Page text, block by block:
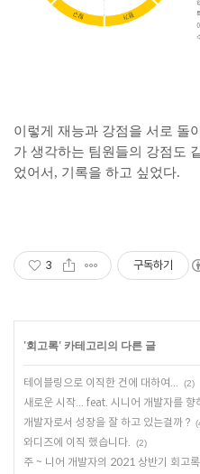
이렇게 재능과 강점을 서로 돌
가 생각하는 팀원들의 강점도
었어서, 기록을 하고 싶었다.
3 구독하기
'회고록' 카테고리의 다른 글
테이블링으로 이직한 건에 대하여... (2)
새로운 시작... feat. 시니어 개발자를 향
개발자로서 성장을 잘 하고 있는걸까 ?
와디즈에 이직 했습니다. (2)
주 ~ 니어 개발자의 2021 상반기 회고록